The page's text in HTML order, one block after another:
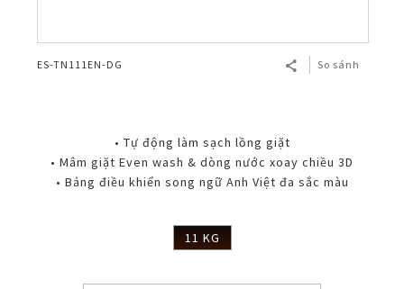
ES-TN111EN-DG So sánh
• Tự động làm sạch lồng giặt
• Mâm giặt Even wash & dòng nước xoay chiều 3D
• Bảng điều khiển song ngữ Anh Việt đa sắc màu
11 KG